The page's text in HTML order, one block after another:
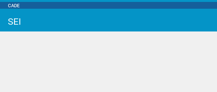
CADE
SEI